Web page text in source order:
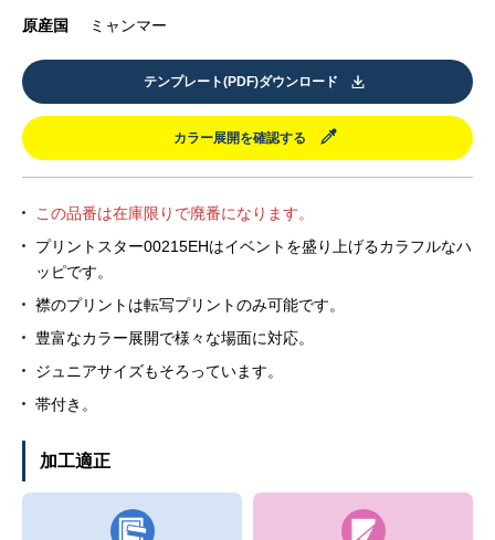
原産国 ミャンマー
テンプレート(PDF)ダウンロード
カラー展開を確認する
この品番は在庫限りで廃番になります。
プリントスター00215EHはイベントを盛り上げるカラフルなハ
ッピです。
襟のプリントは転写プリントのみ可能です。
豊富なカラー展開で様々な場面に対応。
ジュニアサイズもそろっています。
帯付き。
加工適正